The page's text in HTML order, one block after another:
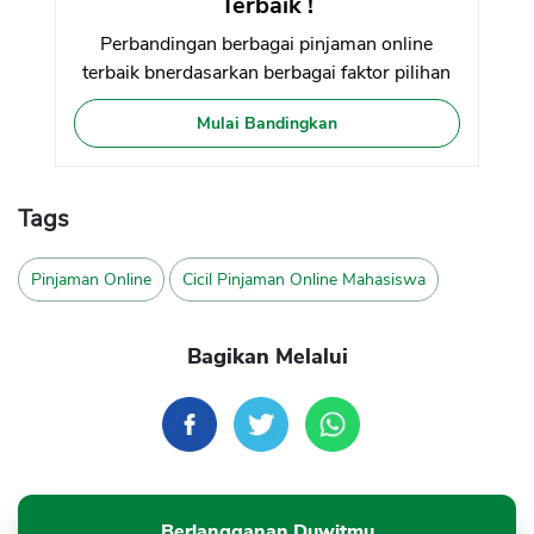
Perbandingan berbagai pinjaman online
terbaik bnerdasarkan berbagai faktor pilihan
Mulai Bandingkan
Tags
Pinjaman Online Cicil Pinjaman Online Mahasiswa
Bagikan Melalui